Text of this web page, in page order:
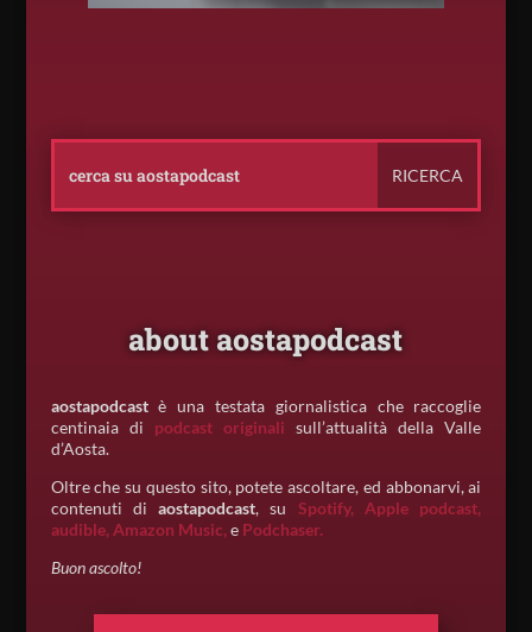
about aostapodcast
aostapodcastè una testata giornalistica che raccoglie
centinaia di podcast originali sull’attualità della Valle
d’Aosta.
Oltre che su questo sito, potete ascoltare, ed abbonarvi, ai
contenuti diaostapodcast, su Spotify, Apple podcast,
audible, Amazon Music,e Podchaser.
Buon ascolto!